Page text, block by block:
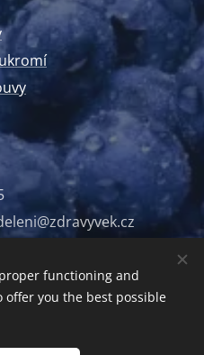
věk
functioning and
you the best possible